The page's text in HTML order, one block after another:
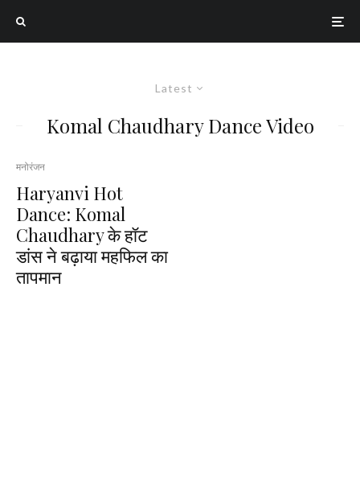
Latest
Komal Chaudhary Dance Video
मनोरंजन
Haryanvi Hot
Dance: Komal
Chaudhary के हॉट
डांस ने बढ़ाया महफिल का
तापमान